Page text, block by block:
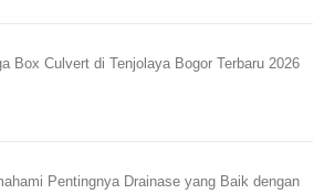
Box Culvert di Tenjolaya Bogor Terbaru 2026
Pentingnya Drainase yang Baik dengan